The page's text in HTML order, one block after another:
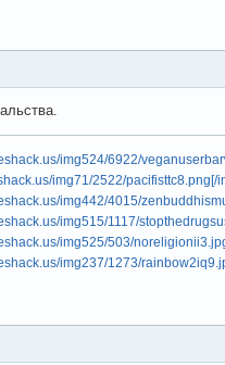
img524/6922/
img71/2522/pacifisttc8.png[/
img442/4015/
img515/1117/
img525/503/
img237/1273/